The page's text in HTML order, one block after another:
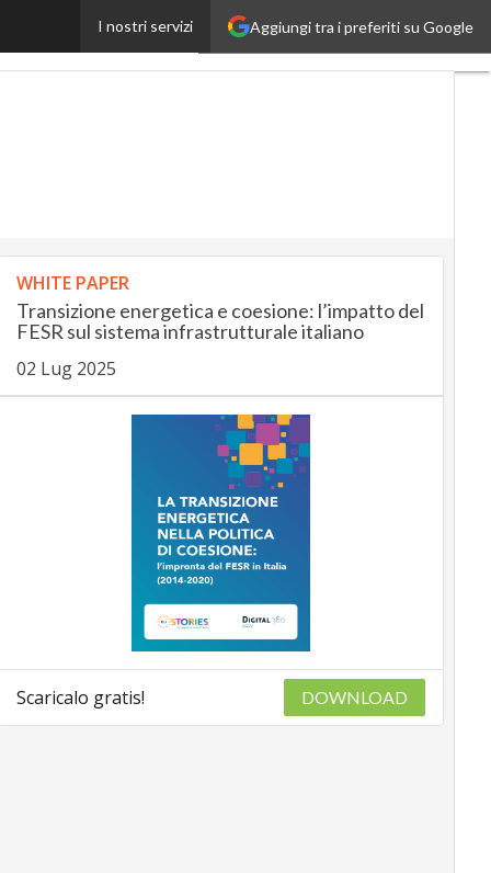
Aggiungi tra i preferiti su Google
I nostri servizi
e sviluppo sostenibile
Ultimi
articoli
SmartMobilityUp
Startup
WHITE PAPER
Transizione energetica e coesione: l’impatto del
FESR sul sistema infrastrutturale italiano
02 Lug 2025
Scaricalo gratis! DOWNLOAD